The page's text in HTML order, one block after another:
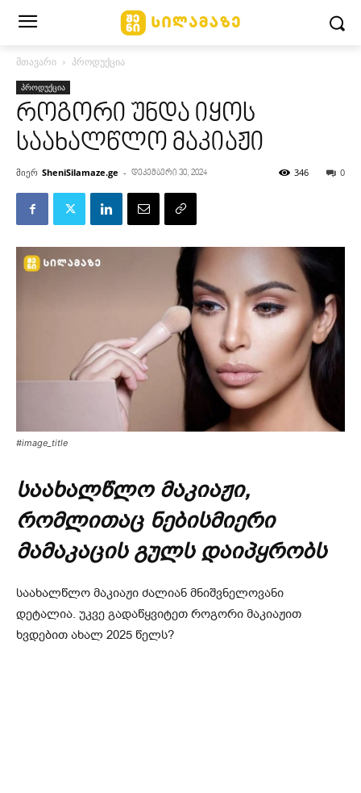
მთავარი პროდუქცია
პროდუქცია
როგორი უნდა იყოს
საახალწლო მაკიაჟი
მიერ SheniSilamaze.ge - დეკემბერი 30, 2024 0
346
#image_title
საახალწლო მაკიაჟი,
რომლითაც ნებისმიერი
მამაკაცის გულს დაიპყრობს
საახალწლო მაკიაჟი ძალიან მნიშვნელოვანი
დეტალია. უკვე გადაწყვიტეთ როგორი მაკიაჟით
ხვდებით ახალ 2025 წელს?